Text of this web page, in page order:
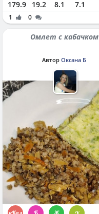
179.9 19.2 8.1 7.1
1 0
Омлет с кабачком
Автор Оксана Б